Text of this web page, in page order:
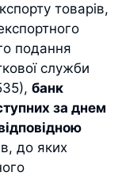
товарів,
подання
служби
банк
за днем
до яких